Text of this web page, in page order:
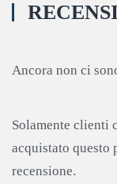
Ancora non ci
Solamente clienti
acquistato questo
recensione.